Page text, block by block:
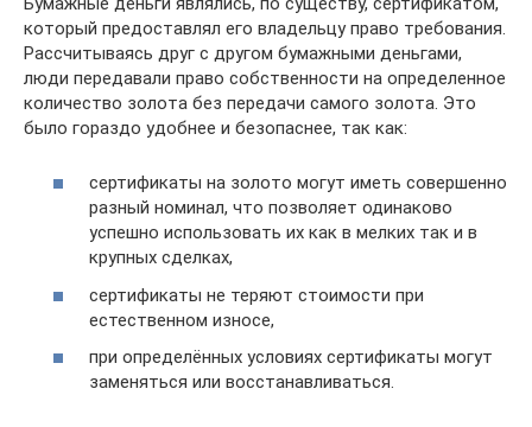
который предоставлял его владельцу право требования.
Рассчитываясь друг с другом бумажными деньгами,
люди передавали право собственности на определенное
количество золота без передачи самого золота. Это
было гораздо удобнее и безопаснее, так как:
сертификаты на золото могут иметь совершенно
разный номинал, что позволяет одинаково
успешно использовать их как в мелких так и в
крупных сделках,
сертификаты не теряют стоимости при
естественном износе,
при определённых условиях сертификаты могут
заменяться или восстанавливаться.